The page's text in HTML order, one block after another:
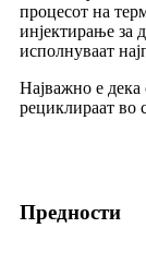
процесот на
инјектирање за
исполнуваат
Најважно е дека
рециклираат во
Предности